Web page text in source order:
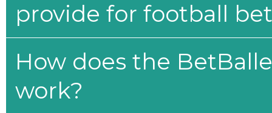
provide for football
How does the
work?